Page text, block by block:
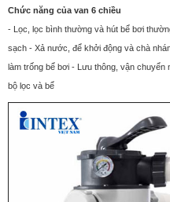
Chức năng của van 6 chiều
- Lọc, lọc bình thường và hút bể bơi
sạch - Xả nước , để khởi động và chà
làm trống bể bơi - Lưu thông, vận chuyển
bộ lọc và bể